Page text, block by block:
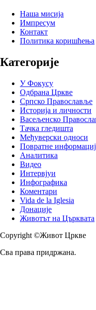
Наша мисија
Импресум
Контакт
Политика коришћења
Категорије
У Фокусу
Одбрана Цркве
Српско Православље
Историја и личности
Васељенско
Тачка гледишта
Међуверски односи
Повратне
Аналитика
Видео
Интервјуи
Инфографика
Коментари
Vida de la Iglesia
Донације
Животът на Църквата
Copyright ©Живот Цркве
Сва права придржана.